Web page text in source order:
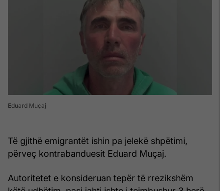
Eduard Muçaj
Të gjithë emigrantët ishin pa jelekë shpëtimi,
përveç kontrabanduesit Eduard Muçaj.
Autoritetet e konsideruan tepër të rrezikshëm